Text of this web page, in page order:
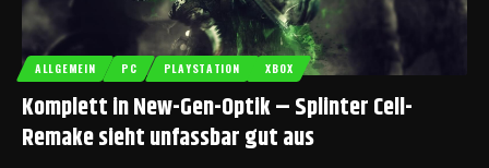
ALLGEMEIN PC PLAYSTATION XBOX
Komplett in New-Gen-Optik – Splinter Cell-
Remake sieht unfassbar gut aus